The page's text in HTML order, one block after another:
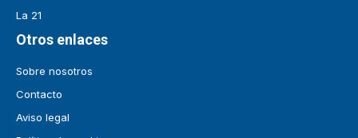
La 21
Otros enlaces
Sobre nosotros
Contacto
Aviso legal